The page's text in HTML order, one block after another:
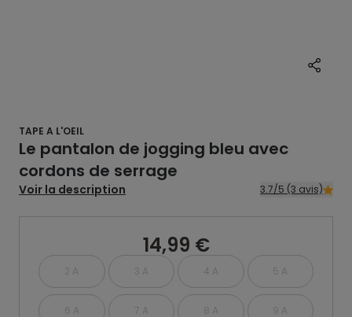
TAPE A L'OEIL
Le pantalon de jogging bleu avec
cordons de serrage
Voir la description 3.7/5 (3 avis)
14,99 €
2 A 3 A 4 A 5 A
6 A 7 A 8 A 9 A